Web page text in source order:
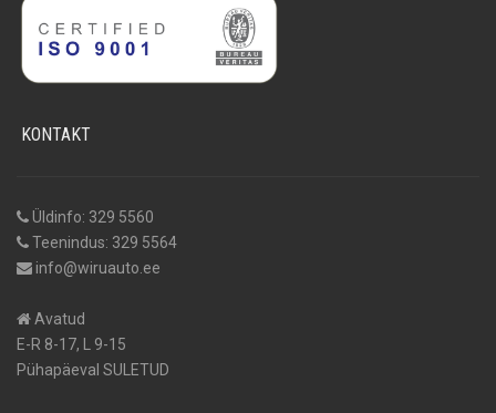
KONTAKT
Üldinfo: 329 5560
Teenindus: 329 5564
info@wiruauto.ee
Avatud
E-R 8-17, L 9-15
Pühapäeval SULETUD